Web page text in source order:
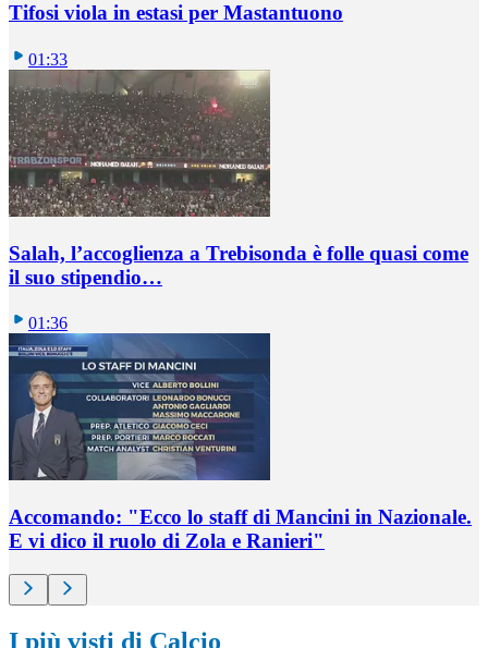
Tifosi viola in estasi per Mastantuono
01:33
Salah, l’accoglienza a Trebisonda è folle quasi come
il suo stipendio…
01:36
Accomando: "Ecco lo staff di Mancini in Nazionale.
E vi dico il ruolo di Zola e Ranieri"
I più visti di Calcio